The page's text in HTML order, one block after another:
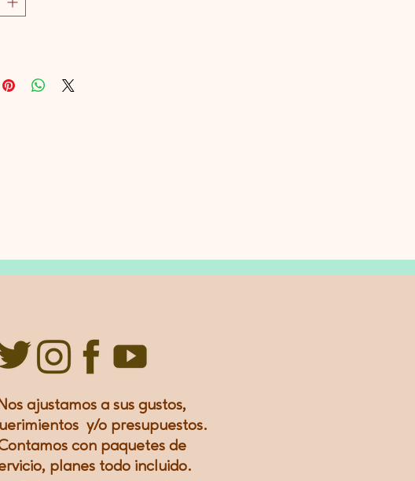
ajustamos a sus gustos,
y/o presupuestos.
con paquetes de
planes todo incluido.